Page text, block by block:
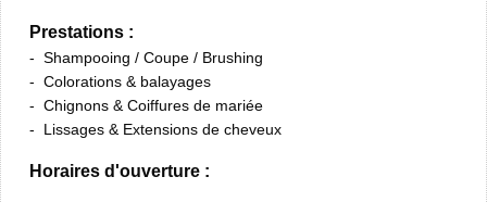
Prestations :
Shampooing / Coupe / Brushing
Colorations & balayages
Chignons & Coiffures de mariée
Lissages & Extensions de cheveux
Horaires d'ouverture :